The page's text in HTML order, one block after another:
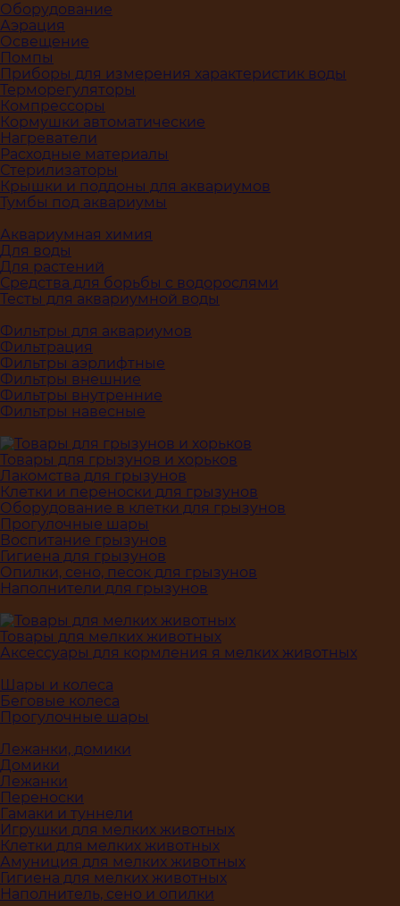
Оборудование
Аэрация
Освещение
Помпы
Приборы для измерения характеристик воды
Терморегуляторы
Компрессоры
Кормушки автоматические
Нагреватели
Расходные материалы
Стерилизаторы
Крышки и поддоны для аквариумов
Тумбы под аквариумы
Аквариумная химия
Для воды
Для растений
Средства для борьбы с водорослями
Тесты для аквариумной воды
Фильтры для аквариумов
Фильтрация
Фильтры аэрлифтные
Фильтры внешние
Фильтры внутренние
Фильтры навесные
Товары для грызунов и хорьков
Лакомства для грызунов
Клетки и переноски для грызунов
Оборудование в клетки для грызунов
Прогулочные шары
Воспитание грызунов
Гигиена для грызунов
Опилки, сено, песок для грызунов
Наполнители для грызунов
Товары для мелких животных
Аксессуары для кормления я мелких животных
Шары и колеса
Беговые колеса
Прогулочные шары
Лежанки, домики
Домики
Лежанки
Переноски
Гамаки и туннели
Игрушки для мелких животных
Клетки для мелких животных
Амуниция для мелких животных
Гигиена для мелких животных
Наполнитель, сено и опилки